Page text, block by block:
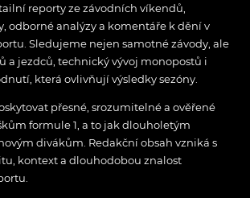
reporty ze závodních víkendů,
odborné analýzy a komentáře k dění v
Sledujeme nejen samotné závody, ale
a jezdců, technický vývoj monopostů i
která ovlivňují výsledky sezóny.
přesné, srozumitelné a ověřené
formule 1, a to jak dlouholetým
divákům. Redakční obsah vzniká s
kontext a dlouhodobou znalost